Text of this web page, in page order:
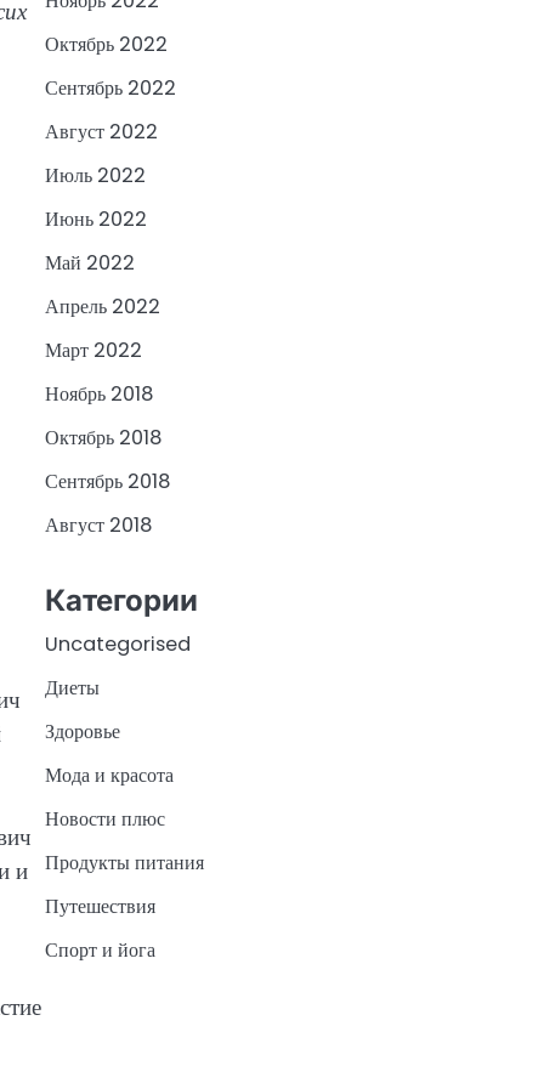
и
Октябрь 2022
Сентябрь 2022
Август 2022
Июль 2022
Июнь 2022
Май 2022
Апрель 2022
Март 2022
Ноябрь 2018
Октябрь 2018
Сентябрь 2018
Август 2018
Категории
Uncategorised
Диеты
Здоровье
Мода и красота
Новости плюс
Продукты питания
Путешествия
Спорт и йога